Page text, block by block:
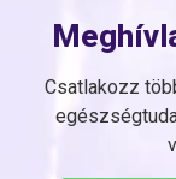
Csatlakozz